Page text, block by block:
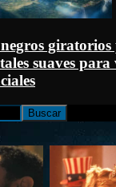
giratorios
suaves para